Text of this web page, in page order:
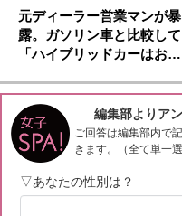
元ディーラー営業マンが暴
露。ガソリン車と比較して
「ハイブリッドカーはお…